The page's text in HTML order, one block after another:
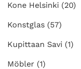
Kone Helsinki (20)
Konstglas (57)
Kupittaan Savi (1)
Möbler (1)